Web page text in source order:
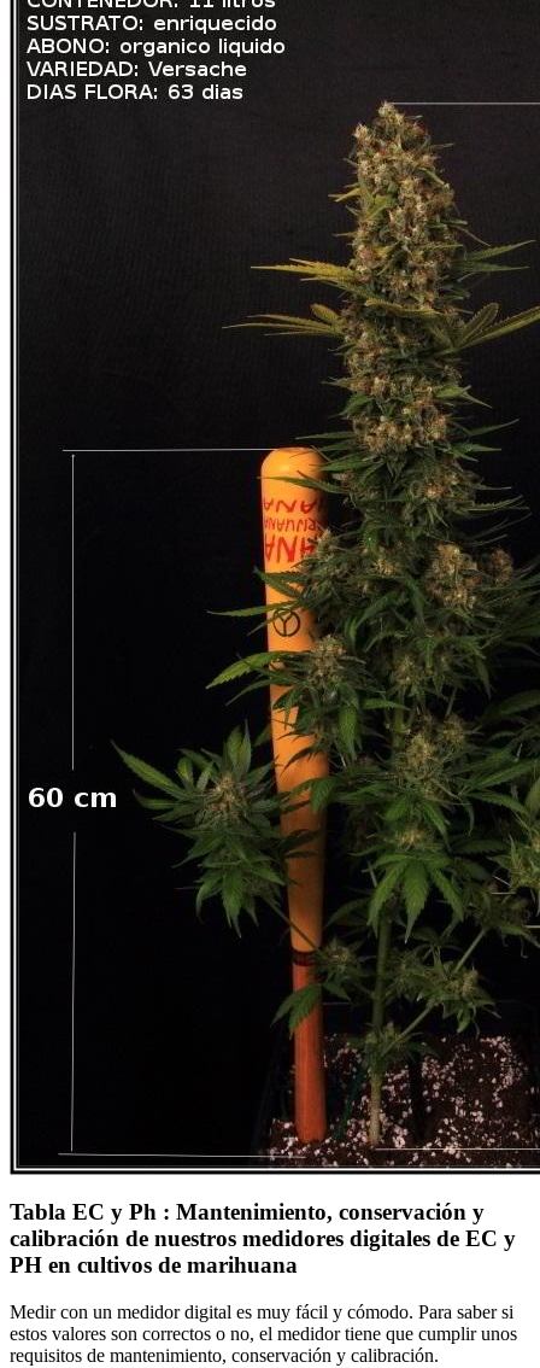
Tabla EC y Ph : Mantenimiento, conservación y
calibración de nuestros medidores digitales de EC y
PH en cultivos de marihuana
Medir con un medidor digital es muy fácil y cómodo. Para saber si
estos valores son correctos o no, el medidor tiene que cumplir unos
requisitos de mantenimiento, conservación y calibración.